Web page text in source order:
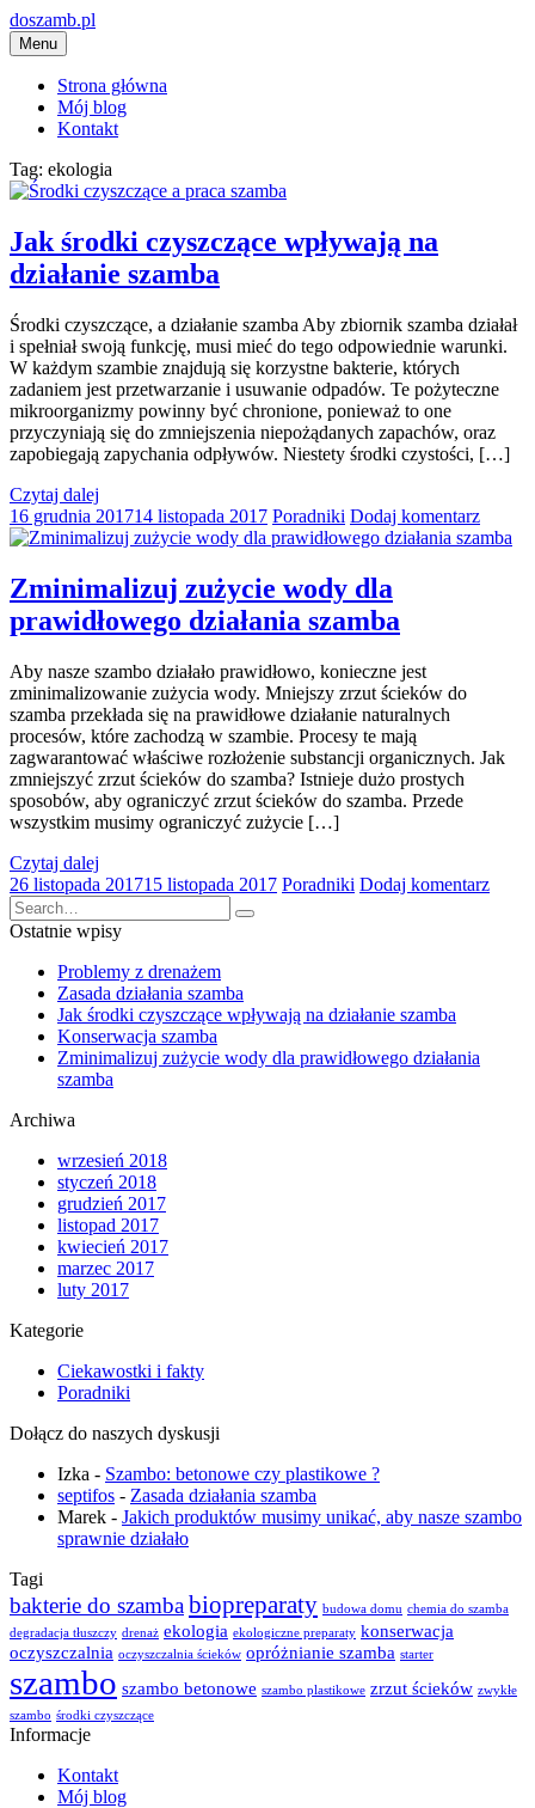
Przejdź
do
treści
doszamb.pl
Menu
Strona główna
Mój blog
Kontakt
Tag: ekologia
Jak środki czyszczące wpływają na
działanie szamba
Środki czyszczące, a działanie szamba Aby zbiornik szamba działał
i spełniał swoją funkcję, musi mieć do tego odpowiednie warunki.
W każdym szambie znajdują się korzystne bakterie, których
zadaniem jest przetwarzanie i usuwanie odpadów. Te pożyteczne
mikroorganizmy powinny być chronione, ponieważ to one
przyczyniają się do zmniejszenia niepożądanych zapachów, oraz
zapobiegają zapychania odpływów. Niestety środki czystości, […]
Czytaj dalej
16 grudnia 201714 listopada 2017 Poradniki Dodaj komentarz
Zminimalizuj zużycie wody dla
prawidłowego działania szamba
Aby nasze szambo działało prawidłowo, konieczne jest
zminimalizowanie zużycia wody. Mniejszy zrzut ścieków do
szamba przekłada się na prawidłowe działanie naturalnych
procesów, które zachodzą w szambie. Procesy te mają
zagwarantować właściwe rozłożenie substancji organicznych. Jak
zmniejszyć zrzut ścieków do szamba? Istnieje dużo prostych
sposobów, aby ograniczyć zrzut ścieków do szamba. Przede
wszystkim musimy ograniczyć zużycie […]
Czytaj dalej
26 listopada 201715 listopada 2017 Poradniki Dodaj komentarz
Ostatnie wpisy
Problemy z drenażem
Zasada działania szamba
Jak środki czyszczące wpływają na działanie szamba
Konserwacja szamba
Zminimalizuj zużycie wody dla prawidłowego działania
szamba
Archiwa
wrzesień 2018
styczeń 2018
grudzień 2017
listopad 2017
kwiecień 2017
marzec 2017
luty 2017
Kategorie
Ciekawostki i fakty
Poradniki
Dołącz do naszych dyskusji
Izka - Szambo: betonowe czy plastikowe ?
septifos - Zasada działania szamba
Marek - Jakich produktów musimy unikać, aby nasze szambo
sprawnie działało
Tagi
bakterie do szambabiopreparaty budowa domu chemia do szamba
degradacja tłuszczy drenaż ekologia ekologiczne preparaty konserwacja
oczyszczalnia oczyszczalnia ścieków opróżnianie szamba starter
szambo szambo betonowe szambo plastikowe zrzut ścieków zwykłe
szambo środki czyszczące
Informacje
Kontakt
Mój blog